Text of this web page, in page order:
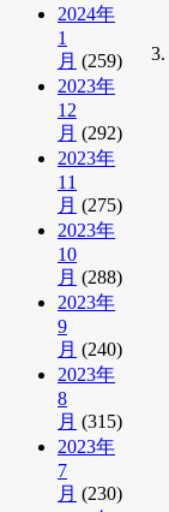
2024年
1
月 (259)
2023年
12
月 (292)
2023年
11
月 (275)
2023年
10
月 (288)
2023年
9
月 (240)
2023年
8
月 (315)
2023年
7
月 (230)